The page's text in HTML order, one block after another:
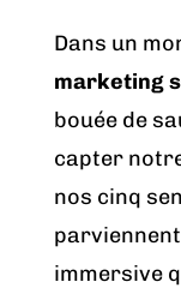
Dans un
marketing
bouée de
capter
nos cinq
immersive